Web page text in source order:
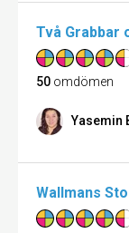
Två Grabbar
50 omdömen
Yasemin
Wallmans